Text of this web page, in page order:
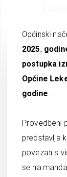
Općinski
2025.
postupka
Općine
godine.
Provedbeni
predstavlja
povezan s
se na